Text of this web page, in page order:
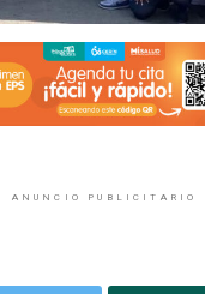
ANUNCIO PUBLICITARIO